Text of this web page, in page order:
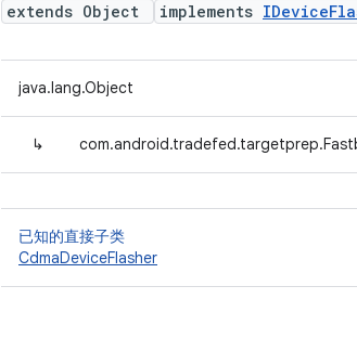
extends Object
implements
java.lang.Object
↳
已知的直接子类
CdmaDeviceFlasher